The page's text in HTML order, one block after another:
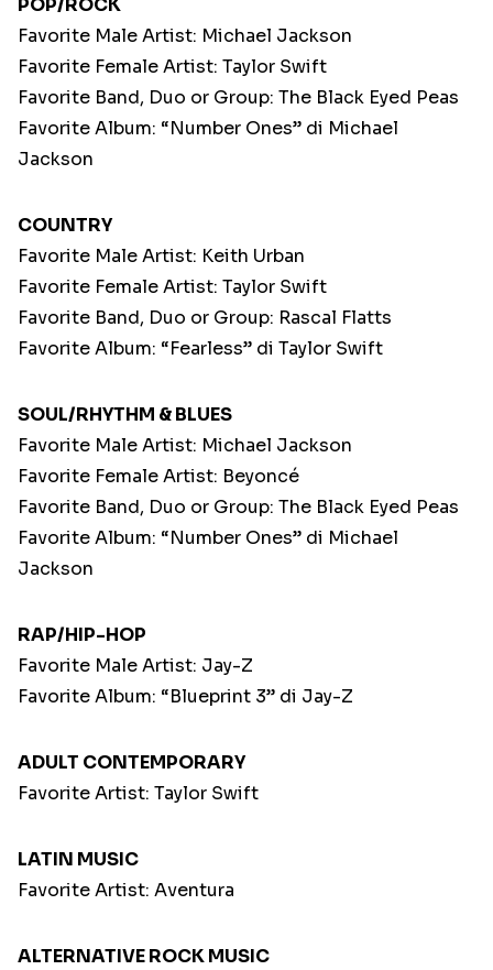
POP/ROCK
Favorite Male Artist: Michael Jackson
Favorite Female Artist: Taylor Swift
Favorite Band, Duo or Group: The Black Eyed Peas
Favorite Album: “Number Ones” di Michael
Jackson
COUNTRY
Favorite Male Artist: Keith Urban
Favorite Female Artist: Taylor Swift
Favorite Band, Duo or Group: Rascal Flatts
Favorite Album: “Fearless” di Taylor Swift
SOUL/RHYTHM & BLUES
Favorite Male Artist: Michael Jackson
Favorite Female Artist: Beyoncé
Favorite Band, Duo or Group: The Black Eyed Peas
Favorite Album: “Number Ones” di Michael
Jackson
RAP/HIP-HOP
Favorite Male Artist: Jay-Z
Favorite Album: “Blueprint 3” di Jay-Z
ADULT CONTEMPORARY
Favorite Artist: Taylor Swift
LATIN MUSIC
Favorite Artist: Aventura
ALTERNATIVE ROCK MUSIC